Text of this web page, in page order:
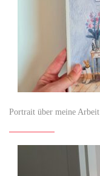
Portrait über meine Arbeit